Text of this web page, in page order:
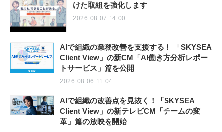
けた取組を強化します
2026.08.07 14:00
AIで組織の業務改善を支援する！ 「SKYSEA
Client View」の新CM「AI働き方分析レポー
トサービス」篇を公開
2026.08.06 11:04
AIで組織の改善点を見抜く！「SKYSEA
Client View」の新テレビCM「チームの変
革」篇の放映を開始